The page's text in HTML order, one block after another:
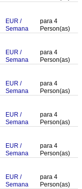
EUR /
Semana
para 4
Person(as)
EUR /
Semana
para 4
Person(as)
EUR /
Semana
para 4
Person(as)
EUR /
Semana
para 4
Person(as)
EUR /
Semana
para 4
Person(as)
EUR /
Semana
para 4
Person(as)